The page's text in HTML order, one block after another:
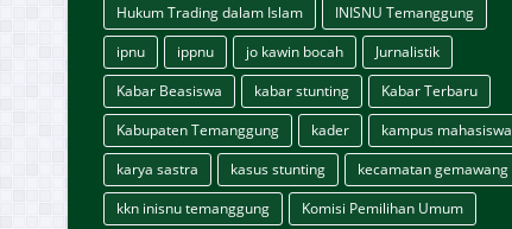
Hukum Trading dalam Islam
INISNU Temanggung
ipnu
ippnu jo kawin bocah
Jurnalistik
Kabar Beasiswa
kabar stunting
Kabar Terbaru
Kabupaten Temanggung
kader
kampus mahasiswa
karya sastra
kasus stunting
kecamatan gemawang
kkn inisnu temanggung
Komisi Pemilihan Umum